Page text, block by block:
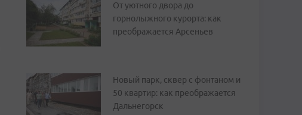
От уютного двора до
горнолыжного курорта: как
преображается Арсеньев
Новый парк, сквер с фонтаном и
50 квартир: как преображается
Дальнегорск